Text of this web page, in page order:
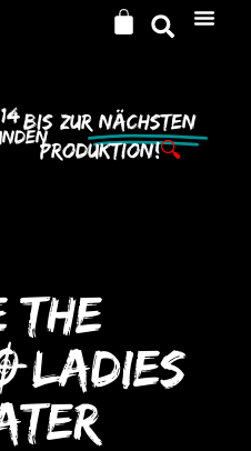
14Bis ZurNächsten
Produktion!🔍
THE
LADIES